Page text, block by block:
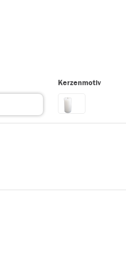
Kerzenmotiv